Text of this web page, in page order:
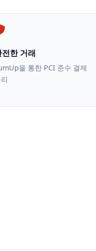
전한 거래
을 통한 PCI 준수 결제